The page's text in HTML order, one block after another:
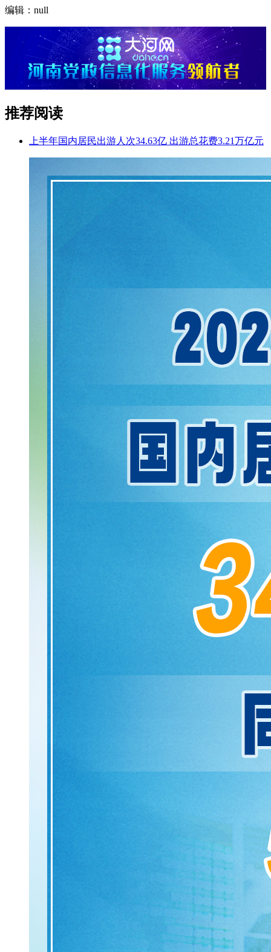
编辑：null
推荐阅读
上半年国内居民出游人次34.63亿 出游总花费3.21万亿元